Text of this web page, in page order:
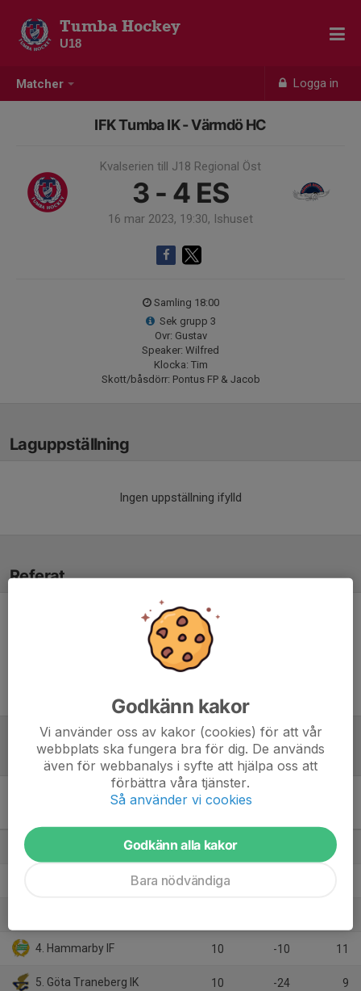
Matcher Logga in
Tumba Hockey
U18
IFK Tumba IK - Värmdö HC
Kvalserien till J18 Regional Öst
3 - 4 ES
16 mar 2023, 19:30, Ishuset
Samling 18:00
Sek grupp 3
Ovr: Gustav
Speaker: Wilfred
Klocka: Tim
Skott/båsdörr: Pontus FP & Jacob
Laguppställning
Ingen uppställning ifylld
Referat
Inget referat skrivet
Tabell
Kvalserien till J18 Regional
10 25
10
4. Hammarby IF 10 -10 11
5. Göta Traneberg IK 10 -24 9
Godkänn kakor
Vi använder oss av kakor (cookies) för att vår
webbplats ska fungera bra för dig. De används
även för webbanalys i syfte att hjälpa oss att
förbättra våra tjänster.
Så använder vi cookies
Godkänn alla kakor
Bara nödvändiga